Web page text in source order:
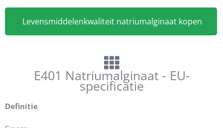
Levensmiddelenkwaliteit natriumalginaat kopen
E401 Natriumalginaat - EU-
specificatie
Definitie